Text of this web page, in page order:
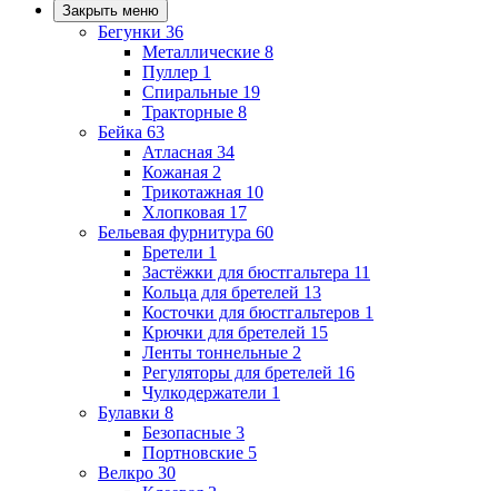
Закрыть меню
Бегунки 36
Металлические 8
Пуллер 1
Спиральные 19
Тракторные 8
Бейка 63
Атласная 34
Кожаная 2
Трикотажная 10
Хлопковая 17
Бельевая фурнитура 60
Бретели 1
Застёжки для бюстгальтера 11
Кольца для бретелей 13
Косточки для бюстгальтеров 1
Крючки для бретелей 15
Ленты тоннельные 2
Регуляторы для бретелей 16
Чулкодержатели 1
Булавки 8
Безопасные 3
Портновские 5
Велкро 30